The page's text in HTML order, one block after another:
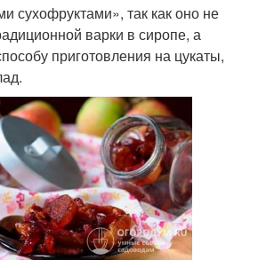
сухофруктами», так как оно не
варки в сиропе, а
приготовления на цукаты,